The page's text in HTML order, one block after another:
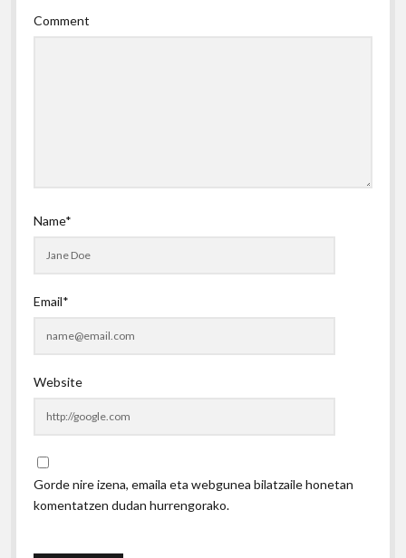
Comment
Name*
Email*
Website
Gorde nire izena, emaila eta webgunea bilatzaile honetan
komentatzen dudan hurrengorako.